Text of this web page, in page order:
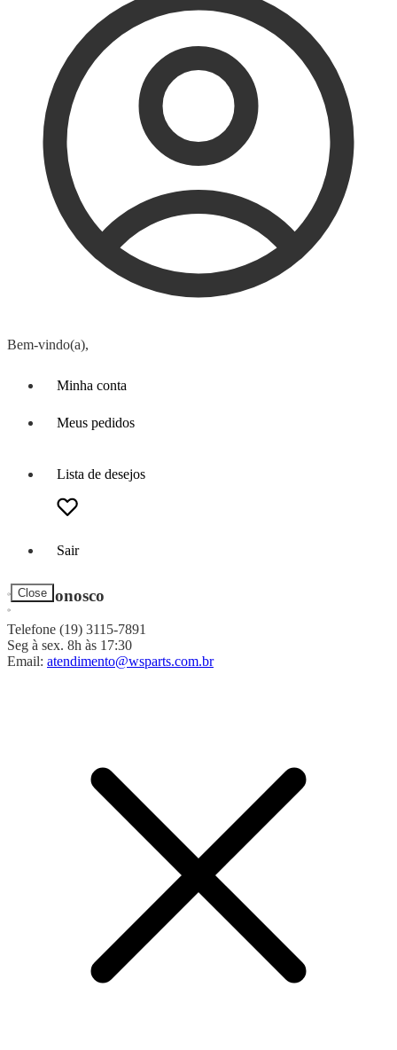
Bem-vindo(a),
Minha conta
Meus pedidos
Lista de desejos
Sair
Close
Fale Conosco
Telefone (19) 3115-7891
Seg à sex. 8h às 17:30
Email: atendimento@wsparts.com.br